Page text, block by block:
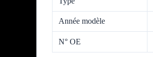
Année modèle
N° OE